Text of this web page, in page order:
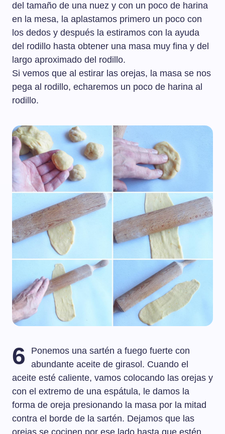
del tamaño de una nuez y con un poco de harina
en la mesa, la aplastamos primero un poco con
los dedos y después la estiramos con la ayuda
del rodillo hasta obtener una masa muy fina y del
largo aproximado del rodillo.
Si vemos que al estirar las orejas, la masa se nos
pega al rodillo, echaremos un poco de harina al
rodillo.
6
Ponemos una sartén a fuego fuerte con
abundante aceite de girasol. Cuando el
aceite esté caliente, vamos colocando las orejas y
con el extremo de una espátula, le damos la
forma de oreja presionando la masa por la mitad
contra el borde de la sartén. Dejamos que las